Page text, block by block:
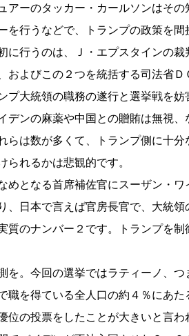
アーのタッカー・カールソンはそ
を行うなどで、トランプの政策を
に行うのは、Ｊ・エプスタインの裁
およびこの２つを統括する司法省
プ大統領の職務の遂行と選挙戦を
デンの麻薬や中国との贈賄は無視
らは数が多くて、トランプ側に十分
られるかは悲観的です。
めとなる首席補佐官にスーザン・ワ
、日本で言えば官房長官で、大統領
質のナンバー２です。トランプを
を。今回の選挙ではラティーノ、
職を得ている全人口の約４％にあ
位の投票をしたことが大きいと言